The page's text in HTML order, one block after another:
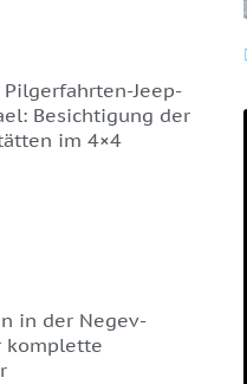
Jeep-
Besichtigung der
im 4×4
in der Negev-
komplette